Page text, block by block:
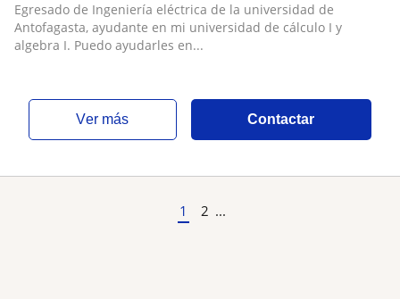
Egresado de Ingeniería eléctrica de la universidad de
Antofagasta, ayudante en mi universidad de cálculo I y
algebra I. Puedo ayudarles en...
ver más Contactar
1 2 ...